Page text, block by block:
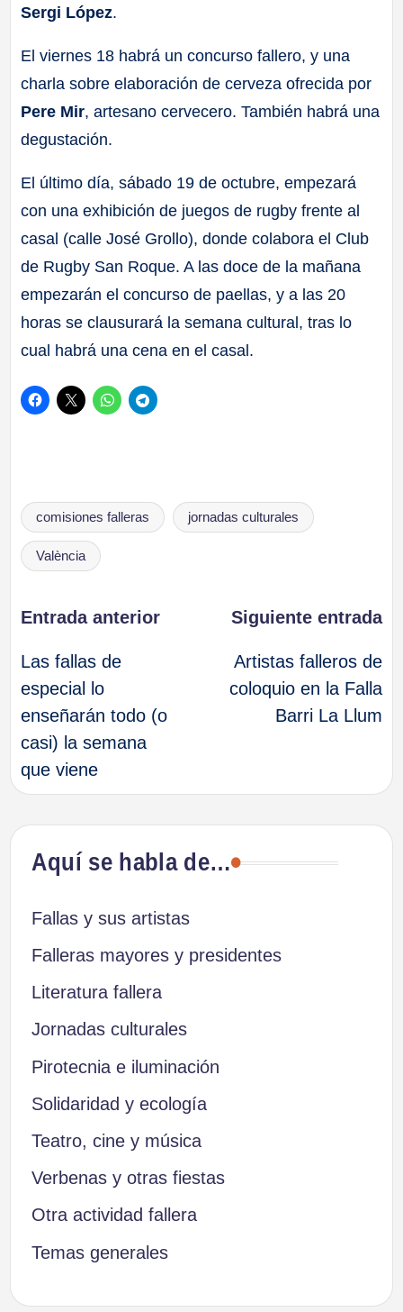
Sergi López.
El viernes 18 habrá un concurso fallero, y una
charla sobre elaboración de cerveza ofrecida por
Pere Mir, artesano cervecero. También habrá una
degustación.
El último día, sábado 19 de octubre, empezará
con una exhibición de juegos de rugby frente al
casal (calle José Grollo), donde colabora el Club
de Rugby San Roque. A las doce de la mañana
empezarán el concurso de paellas, y a las 20
horas se clausurará la semana cultural, tras lo
cual habrá una cena en el casal.
Etiquetas:
comisiones falleras jornadas culturales
València
Navegación
de
entradas
Entrada anterior
Las fallas de
especial lo
enseñarán todo (o
casi) la semana
que viene
Siguiente entrada
Artistas falleros de
coloquio en la Falla
Barri La Llum
Aquí se habla de…
Fallas y sus artistas
Falleras mayores y presidentes
Literatura fallera
Jornadas culturales
Pirotecnia e iluminación
Solidaridad y ecología
Teatro, cine y música
Verbenas y otras fiestas
Otra actividad fallera
Temas generales